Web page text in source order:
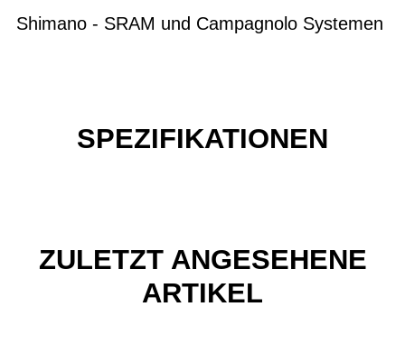
Shimano - SRAM und Campagnolo Systemen
SPEZIFIKATIONEN
ZULETZT ANGESEHENE
ARTIKEL